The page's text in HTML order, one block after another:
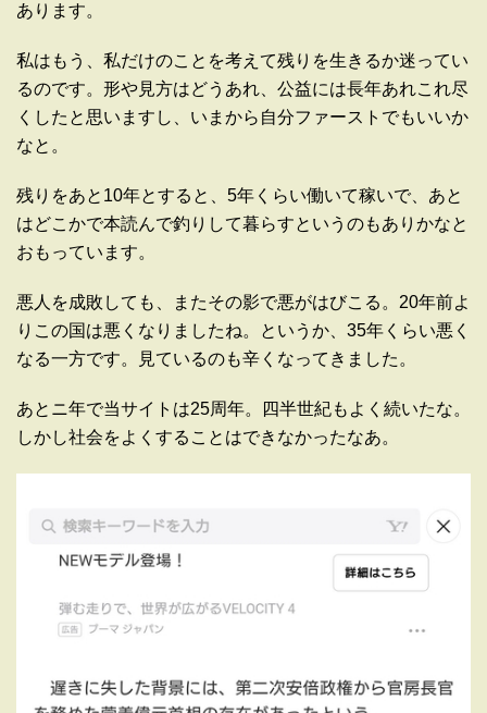
あります。
私はもう、私だけのことを考えて残りを生きるか迷ってい
るのです。形や見方はどうあれ、公益には長年あれこれ尽
くしたと思いますし、いまから自分ファーストでもいいか
なと。
残りをあと10年とすると、5年くらい働いて稼いで、あと
はどこかで本読んで釣りして暮らすというのもありかなと
おもっています。
悪人を成敗しても、またその影で悪がはびこる。20年前よ
りこの国は悪くなりましたね。というか、35年くらい悪く
なる一方です。見ているのも辛くなってきました。
あとニ年で当サイトは25周年。四半世紀もよく続いたな。
しかし社会をよくすることはできなかったなあ。